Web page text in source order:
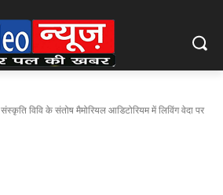
संस्कृति विवि के संतोष मैमोरियल आडिटोरियम में लिविंग वेदा पर